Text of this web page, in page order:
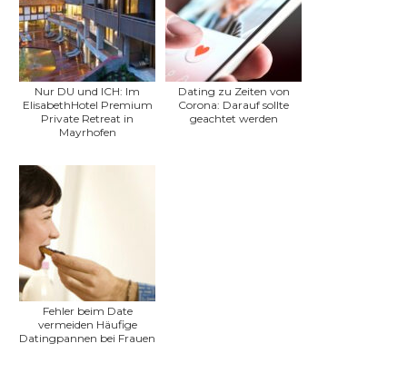
Nur DU und ICH: Im
ElisabethHotel Premium
Private Retreat in
Mayrhofen
Dating zu Zeiten von
Corona: Darauf sollte
geachtet werden
Fehler beim Date
vermeiden Häufige
Datingpannen bei Frauen